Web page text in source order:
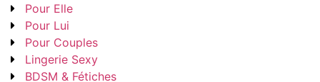
Pour Elle
Pour Lui
Pour Couples
Lingerie Sexy
BDSM & Fétiches